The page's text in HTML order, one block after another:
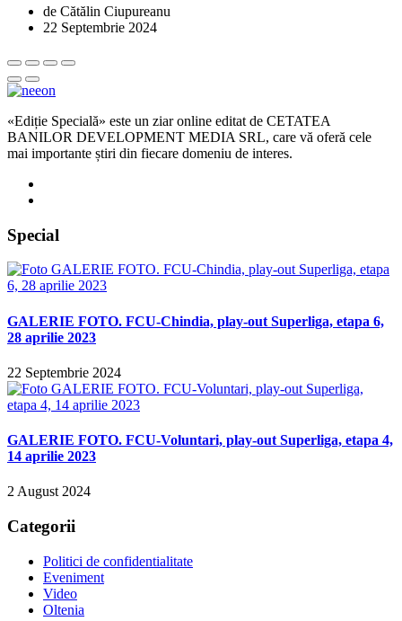
de Cătălin Ciupureanu
22 Septembrie 2024
«Ediție Specială» este un ziar online editat de CETATEA
BANILOR DEVELOPMENT MEDIA SRL, care vă oferă cele
mai importante știri din fiecare domeniu de interes.
Special
GALERIE FOTO. FCU-Chindia, play-out Superliga, etapa 6,
28 aprilie 2023
22 Septembrie 2024
GALERIE FOTO. FCU-Voluntari, play-out Superliga, etapa 4,
14 aprilie 2023
2 August 2024
Categorii
Politici de confidentialitate
Eveniment
Video
Oltenia